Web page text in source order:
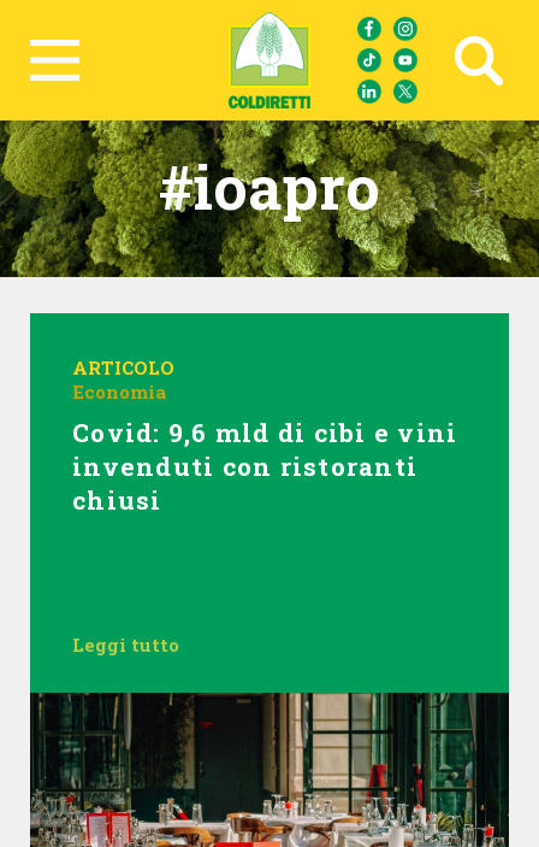
Ricerca avanzata
#ioapro
ARTICOLO
Economia
Covid: 9,6 mld di cibi e vini
invenduti con ristoranti
chiusi
Leggi tutto